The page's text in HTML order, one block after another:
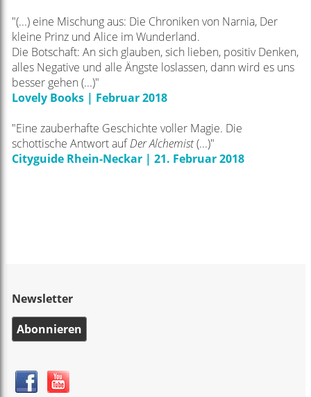
"(...) eine Mischung aus: Die Chroniken von Narnia, Der
kleine Prinz und Alice im Wunderland.
Die Botschaft: An sich glauben, sich lieben, positiv Denken,
alles Negative und alle Ängste loslassen, dann wird es uns
besser gehen (...)"
Lovely Books | Februar 2018
"Eine zauberhafte Geschichte voller Magie. Die
schottische Antwort aufDer Alchemist(...)"
Cityguide Rhein-Neckar | 21. Februar 2018
Newsletter
Abonnieren